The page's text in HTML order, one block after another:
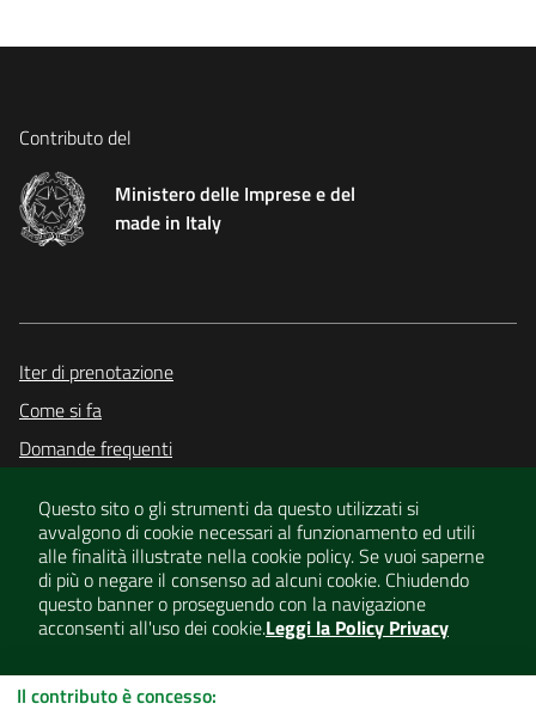
Il contributo è concesso:
Questo sito o gli strumenti da questo utilizzati si
avvalgono di cookie necessari al funzionamento ed utili
alle finalità illustrate nella cookie policy. Se vuoi saperne
di più o negare il consenso ad alcuni cookie. Chiudendo
questo banner o proseguendo con la navigazione
acconsenti all'uso dei cookie.Leggi la Policy Privacy
Contributo del
Ministero delle Imprese e del
made in Italy
Iter di prenotazione
Come si fa
Domande frequenti
Contatti
Useful links section
Note legali Privacy policy
Dichiarazione di accessibilità Invitalia